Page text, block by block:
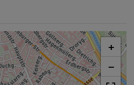
+
−